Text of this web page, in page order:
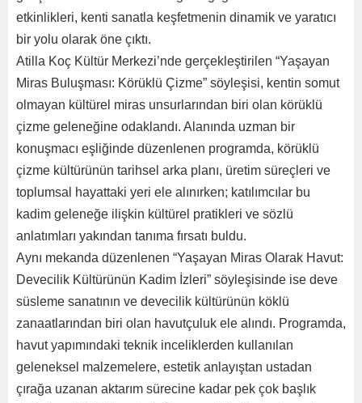
etkinlikleri, kenti sanatla keşfetmenin dinamik ve yaratıcı
bir yolu olarak öne çıktı.
Atilla Koç Kültür Merkezi’nde gerçekleştirilen “Yaşayan
Miras Buluşması: Körüklü Çizme” söyleşisi, kentin somut
olmayan kültürel miras unsurlarından biri olan körüklü
çizme geleneğine odaklandı. Alanında uzman bir
konuşmacı eşliğinde düzenlenen programda, körüklü
çizme kültürünün tarihsel arka planı, üretim süreçleri ve
toplumsal hayattaki yeri ele alınırken; katılımcılar bu
kadim geleneğe ilişkin kültürel pratikleri ve sözlü
anlatımları yakından tanıma fırsatı buldu.
Aynı mekanda düzenlenen “Yaşayan Miras Olarak Havut:
Devecilik Kültürünün Kadim İzleri” söyleşisinde ise deve
süsleme sanatının ve devecilik kültürünün köklü
zanaatlarından biri olan havutçuluk ele alındı. Programda,
havut yapımındaki teknik inceliklerden kullanılan
geleneksel malzemelere, estetik anlayıştan ustadan
çırağa uzanan aktarım sürecine kadar pek çok başlık